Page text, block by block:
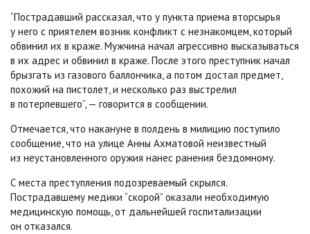
“Пострадавший рассказал, что у пункта приема вторсырья
у него с приятелем возник конфликт с незнакомцем, который
обвинил их в краже. Мужчина начал агрессивно высказываться
в их адрес и обвинил в краже. После этого преступник начал
брызгать из газового баллончика, а потом достал предмет,
похожий на пистолет, и несколько раз выстрелил
в потерпевшего”, — говорится в сообщении.
Отмечается, что накануне в полдень в милицию поступило
сообщение, что на улице Анны Ахматовой неизвестный
из неустановленного оружия нанес ранения бездомному.
С места преступления подозреваемый скрылся.
Пострадавшему медики “скорой” оказали необходимую
медицинскую помощь, от дальнейшей госпитализации
он отказался.